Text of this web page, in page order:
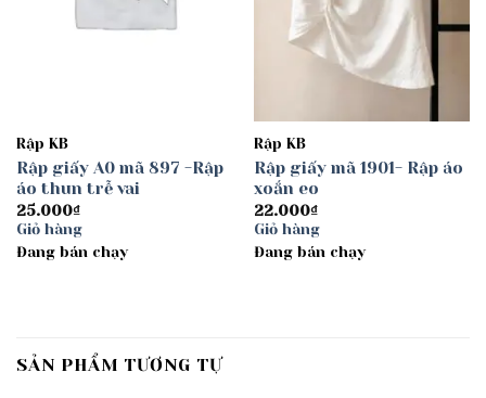
Rập KB
Rập giấy A0 mã 897 -Rập
áo thun trễ vai
25.000₫
Giỏ hàng
Đang bán chạy
Rập KB
Rập giấy mã 1901- Rập áo
xoắn eo
22.000₫
Giỏ hàng
Đang bán chạy
SẢN PHẨM TƯƠNG TỰ